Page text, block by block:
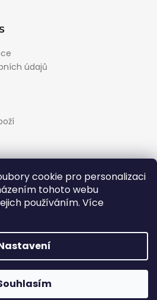
cookie pro personalizaci
tohoto webu
používáním. Více
údajů
. Všechna práva vyhrazena.